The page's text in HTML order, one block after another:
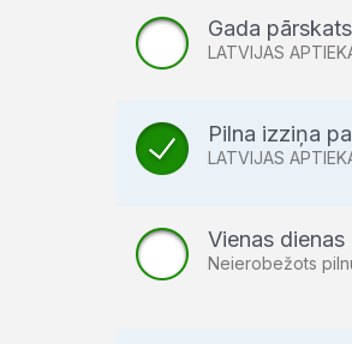
Gada
LATVIJAS
Pilna izziņa
LATVIJAS
Vienas
Neierobežots